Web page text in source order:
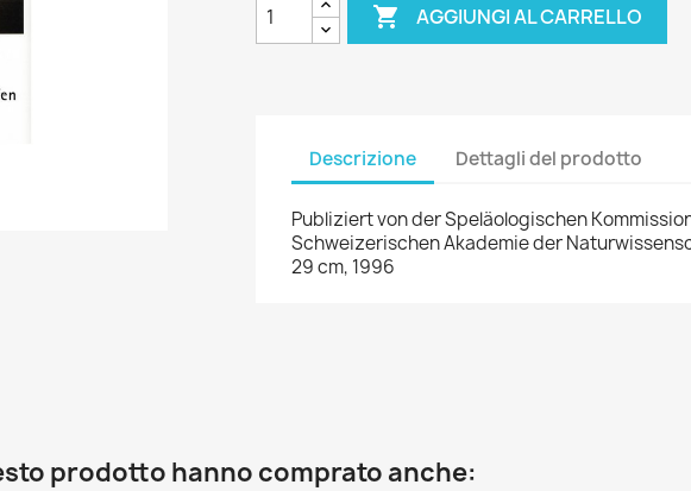
 AGGIUNGI AL CARRELLO
Descrizione Dettagli del prodotto
Publiziert von der Speläologischen
Schweizerischen Akademie der
29 cm, 1996
prodotto hanno comprato anche: